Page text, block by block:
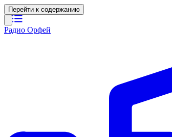
Перейти к содержанию
Радио Орфей